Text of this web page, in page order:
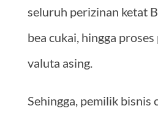
seluruh perizinan ketat
bea cukai, hingga
valuta asing.
Sehingga, pemilik bisnis